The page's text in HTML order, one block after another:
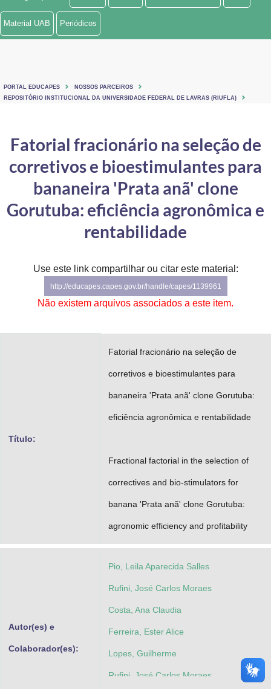
Ministério de Minas e Energia
Ministério do Turismo
Controladoria-Geral da União
Secretaria-Geral
Advocacia-Geral da União
Banco Central do Brasil
Planalto
Material UAB Periódicos
PORTAL EDUCAPES
NOSSOS PARCEIROS
REPOSITÓRIO INSTITUCIONAL DA UNIVERSIDADE FEDERAL DE LAVRAS (RIUFLA)
Fatorial fracionário na seleção de
corretivos e bioestimulantes para
bananeira 'Prata anã' clone
Gorutuba: eficiência agronômica e
rentabilidade
Use este link compartilhar ou citar este material:
http://educapes.capes.gov.br/handle/capes/1139961
Não existem arquivos associados a este item.
Título:
Fatorial fracionário na seleção de
corretivos e bioestimulantes para
bananeira 'Prata anã' clone Gorutuba:
eficiência agronômica e rentabilidade
Fractional factorial in the selection of
correctives and bio-stimulators for
banana 'Prata anã' clone Gorutuba:
agronomic efficiency and profitability
Autor(es) e
Colaborador(es):
Pio, Leila Aparecida Salles
Rufini, José Carlos Moraes
Costa, Ana Claudia
Ferreira, Ester Alice
Lopes, Guilherme
Rufini, José Carlos Moraes